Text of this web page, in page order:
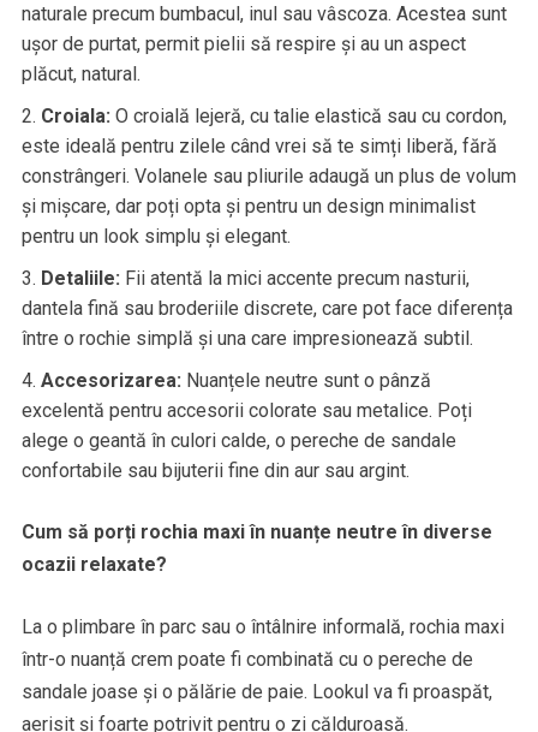
naturale precum bumbacul, inul sau vâscoza. Acestea sunt
ușor de purtat, permit pielii să respire și au un aspect
plăcut, natural.
Croiala: O croială lejeră, cu talie elastică sau cu cordon,
este ideală pentru zilele când vrei să te simți liberă, fără
constrângeri. Volanele sau pliurile adaugă un plus de volum
și mișcare, dar poți opta și pentru un design minimalist
pentru un look simplu și elegant.
Detaliile: Fii atentă la mici accente precum nasturii,
dantela fină sau broderiile discrete, care pot face diferența
între o rochie simplă și una care impresionează subtil.
Accesorizarea: Nuanțele neutre sunt o pânză
excelentă pentru accesorii colorate sau metalice. Poți
alege o geantă în culori calde, o pereche de sandale
confortabile sau bijuterii fine din aur sau argint.
Cum să porți rochia maxi în nuanțe neutre în diverse
ocazii relaxate?
La o plimbare în parc sau o întâlnire informală, rochia maxi
într-o nuanță crem poate fi combinată cu o pereche de
sandale joase și o pălărie de paie. Lookul va fi proaspăt,
aerisit și foarte potrivit pentru o zi călduroasă.